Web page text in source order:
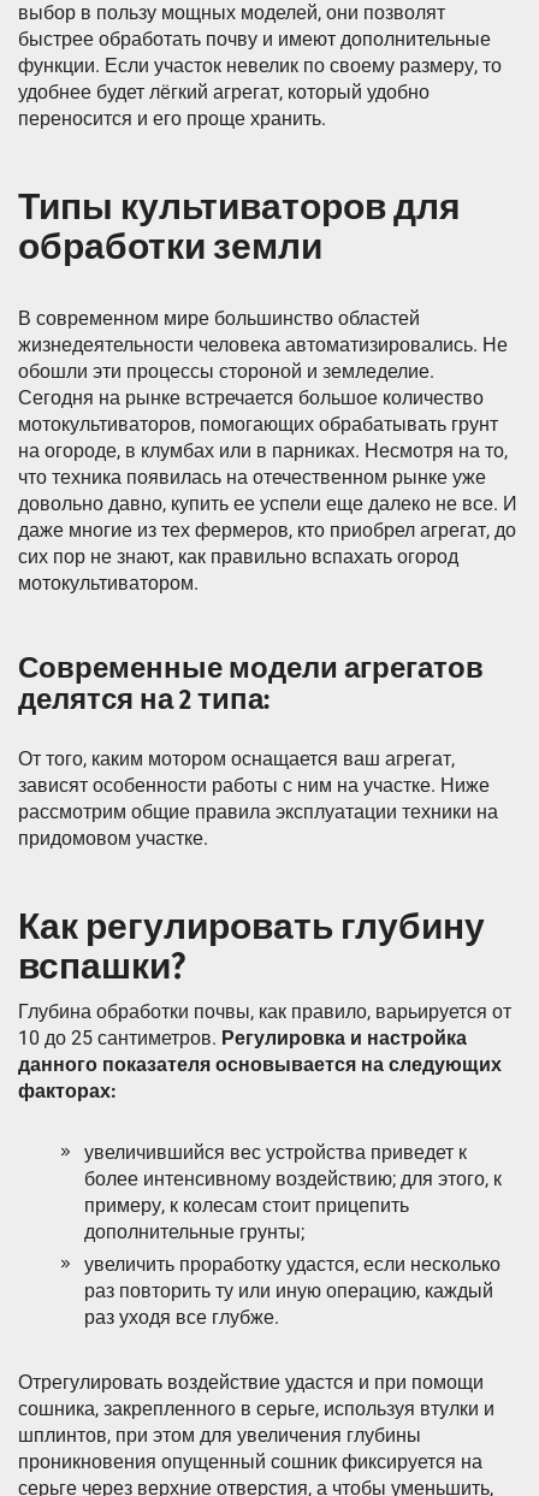
выбор в пользу мощных моделей, они позволят
быстрее обработать почву и имеют дополнительные
функции. Если участок невелик по своему размеру, то
удобнее будет лёгкий агрегат, который удобно
переносится и его проще хранить.
Типы культиваторов для
обработки земли
В современном мире большинство областей
жизнедеятельности человека автоматизировались. Не
обошли эти процессы стороной и земледелие.
Сегодня на рынке встречается большое количество
мотокультиваторов, помогающих обрабатывать грунт
на огороде, в клумбах или в парниках. Несмотря на то,
что техника появилась на отечественном рынке уже
довольно давно, купить ее успели еще далеко не все. И
даже многие из тех фермеров, кто приобрел агрегат, до
сих пор не знают, как правильно вспахать огород
мотокультиватором.
Современные модели агрегатов
делятся на 2 типа:
От того, каким мотором оснащается ваш агрегат,
зависят особенности работы с ним на участке. Ниже
рассмотрим общие правила эксплуатации техники на
придомовом участке.
Как регулировать глубину
вспашки?
Глубина обработки почвы, как правило, варьируется от
10 до 25 сантиметров. Регулировка и настройка
данного показателя основывается на следующих
факторах:
увеличившийся вес устройства приведет к
более интенсивному воздействию; для этого, к
примеру, к колесам стоит прицепить
дополнительные грунты;
увеличить проработку удастся, если несколько
раз повторить ту или иную операцию, каждый
раз уходя все глубже.
Отрегулировать воздействие удастся и при помощи
сошника, закрепленного в серьге, используя втулки и
шплинтов, при этом для увеличения глубины
проникновения опущенный сошник фиксируется на
серьге через верхние отверстия, а чтобы уменьшить,